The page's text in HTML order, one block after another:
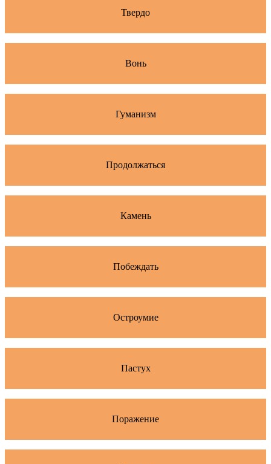
Твердо
Вонь
Гуманизм
Продолжаться
Камень
Побеждать
Остроумие
Пастух
Поражение